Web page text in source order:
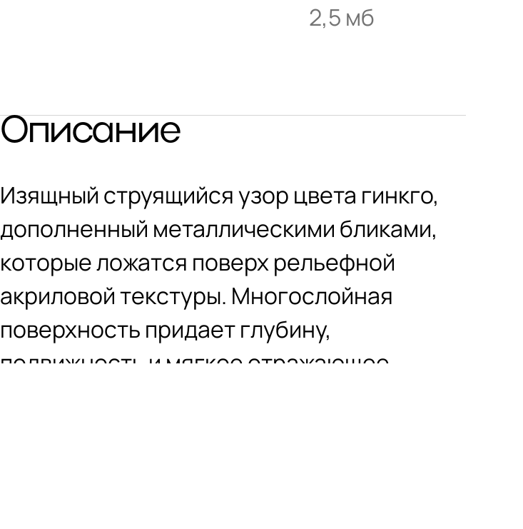
2,5 мб
Описание
Изящный струящийся узор цвета гинкго,
дополненный металлическими бликами,
которые ложатся поверх рельефной
акриловой текстуры. Многослойная
поверхность придает глубину,
подвижность и мягкое отражающее